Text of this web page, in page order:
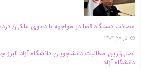
مصائب دستگاه قضا در مواجهه با دعاوی ملکی/
آذر ۲۷, ۱۴۰۴
اصلی‌ترین مطالبات دانشجویان دانشگاه آزاد
دانشگاه آز‌اد